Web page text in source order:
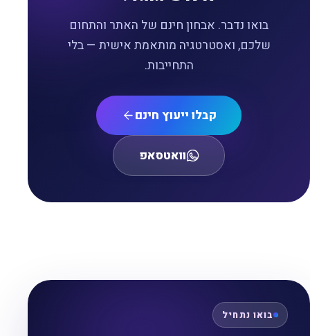
בואו נדבר. אבחון חינם של האתר והתחום
שלכם, ואסטרטגיה מותאמת אישית — בלי
התחייבות.
קבלו ייעוץ חינם
וואטסאפ
בואו נתחיל